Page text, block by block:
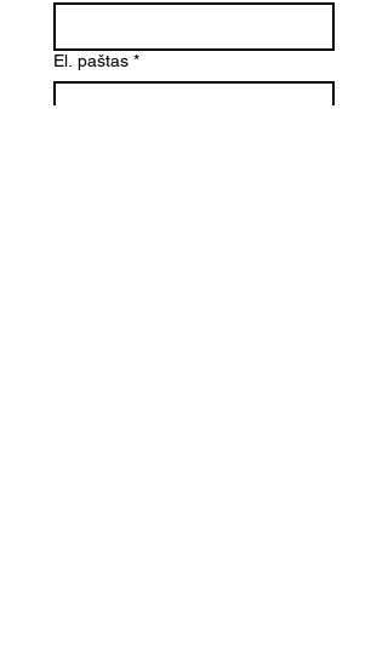
El. paštas *